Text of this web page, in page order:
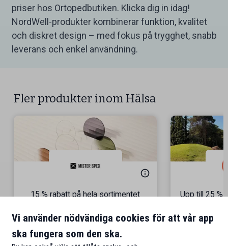
priser hos Ortopedbutiken. Klicka dig in idag!
NordWell-produkter kombinerar funktion, kvalitet
och diskret design – med fokus på trygghet, snabb
leverans och enkel användning.
Fler produkter inom Hälsa
15 % rabatt på hela sortimentet
Till rabatten
Upp till 25 %
Spela på
Vi använder nödvändiga cookies för att vår app
ska fungera som den ska.